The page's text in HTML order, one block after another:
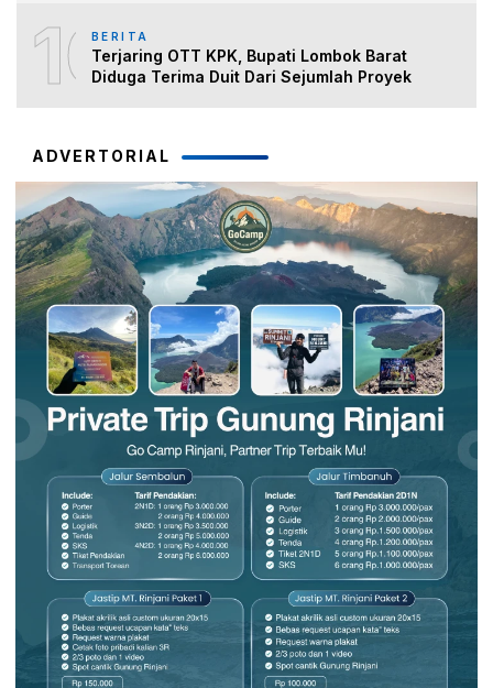
10BERITA
Terjaring OTT KPK, Bupati Lombok Barat
Diduga Terima Duit Dari Sejumlah Proyek
ADVERTORIAL